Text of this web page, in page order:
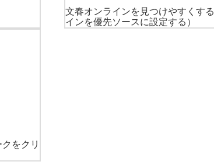
文春オンラインを見つけやすくする
インを優先ソースに設定する）
をクリ